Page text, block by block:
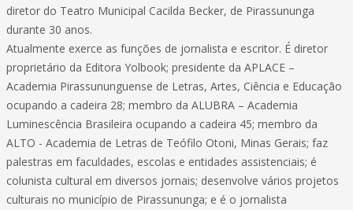
diretor do Teatro Municipal Cacilda Becker, de Pirassununga
durante 30 anos.
Atualmente exerce as funções de jornalista e escritor. É diretor
proprietário da Editora Yolbook; presidente da APLACE –
Academia Pirassununguense de Letras, Artes, Ciência e Educação
ocupando a cadeira 28; membro da ALUBRA – Academia
Luminescência Brasileira ocupando a cadeira 45; membro da
ALTO - Academia de Letras de Teófilo Otoni, Minas Gerais; faz
palestras em faculdades, escolas e entidades assistenciais; é
colunista cultural em diversos jornais; desenvolve vários projetos
culturais no município de Pirassununga; e é o jornalista